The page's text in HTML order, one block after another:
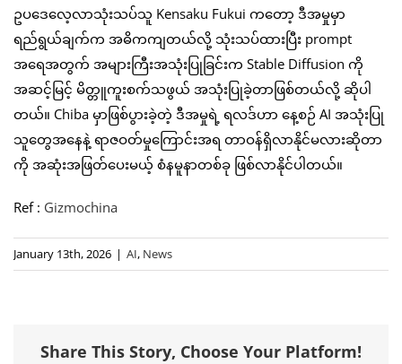
ဥပဒေလေ့လာသုံးသပ်သူ Kensaku Fukui ကတော့ ဒီအမှုမှာ
ရည်ရွယ်ချက်က အဓိကကျတယ်လို့ သုံးသပ်ထားပြီး prompt
အရေအတွက် အများကြီးအသုံးပြုခြင်းက Stable Diffusion ကို
အဆင့်မြင့် မိတ္တူကူးစက်သဖွယ် အသုံးပြုခဲ့တာဖြစ်တယ်လို့ ဆိုပါ
တယ်။ Chiba မှာဖြစ်ပွားခဲ့တဲ့ ဒီအမှုရဲ့ ရလဒ်ဟာ နေ့စဉ် AI အသုံးပြု
သူတွေအနေနဲ့ ရာဇဝတ်မှုကြောင်းအရ တာဝန်ရှိလာနိုင်မလားဆိုတာ
ကို အဆုံးအဖြတ်ပေးမယ့် စံနမူနာတစ်ခု ဖြစ်လာနိုင်ပါတယ်။
Ref : Gizmochina
January 13th, 2026 | AI, News
Share This Story, Choose Your Platform!